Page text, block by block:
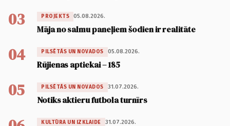
03 PROJEKTS 05.08.2026.
Māja no salmu paneļiem šodien ir realitāte
04 PILSĒTĀS UN NOVADOS 05.08.2026.
Rūjienas aptiekai – 185
05 PILSĒTĀS UN NOVADOS 31.07.2026.
Notiks aktieru futbola turnīrs
KULTŪRA UN IZKLAIDE 31.07.2026.